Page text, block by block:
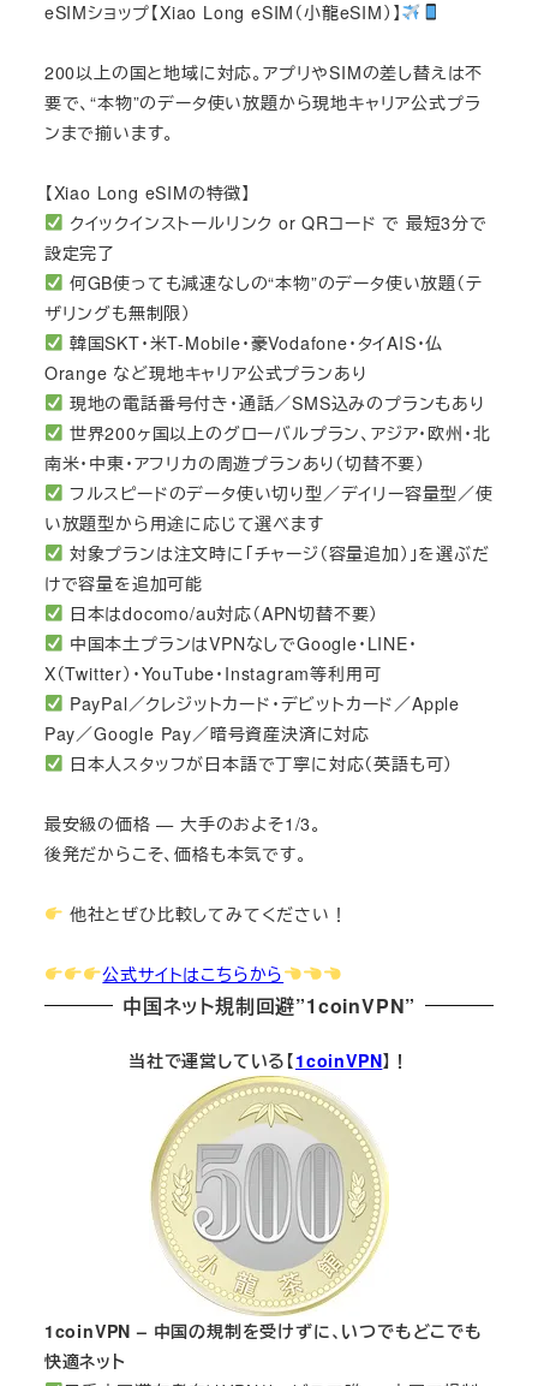
eSIMショップ【Xiao Long eSIM（小龍eSIM）】
200以上の国と地域に対応。アプリやSIMの差し替えは不
要で、“本物”のデータ使い放題から現地キャリア公式プラ
ンまで揃います。
【Xiao Long eSIMの特徴】
クイックインストールリンク or QRコード で 最短3分で
設定完了
何GB使っても減速なしの“本物”のデータ使い放題（テ
ザリングも無制限）
韓国SKT・米T-Mobile・豪Vodafone・タイAIS・仏
Orange など現地キャリア公式プランあり
現地の電話番号付き・通話／SMS込みのプランもあり
世界200ヶ国以上のグローバルプラン、アジア・欧州・北
南米・中東・アフリカの周遊プランあり（切替不要）
フルスピードのデータ使い切り型／デイリー容量型／使
い放題型から用途に応じて選べます
対象プランは注文時に「チャージ（容量追加）」を選ぶだ
けで容量を追加可能
日本はdocomo/au対応（APN切替不要）
中国本土プランはVPNなしでGoogle・LINE・
X（Twitter）・YouTube・Instagram等利用可
PayPal／クレジットカード・デビットカード／Apple
Pay／Google Pay／暗号資産決済に対応
日本人スタッフが日本語で丁寧に対応（英語も可）
最安級の価格 — 大手のおよそ1/3。
後発だからこそ、価格も本気です。
他社とぜひ比較してみてください！
公式サイトはこちらから
中国ネット規制回避”1coinVPN”
当社で運営している【1coinVPN】！
1coinVPN – 中国の規制を受けずに、いつでもどこでも
快適ネット